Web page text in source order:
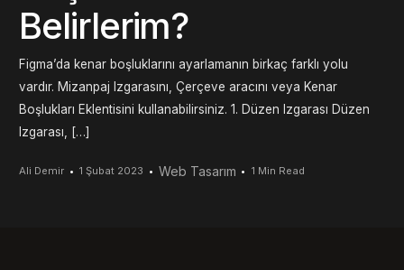
Belirlerim?
Figma’da kenar boşluklarını ayarlamanın birkaç farklı yolu
vardır. Mizanpaj Izgarasını, Çerçeve aracını veya Kenar
Boşlukları Eklentisini kullanabilirsiniz. 1. Düzen Izgarası Düzen
Izgarası, […]
Ali Demir 1 Şubat 2023 Web Tasarım 1 Min Read